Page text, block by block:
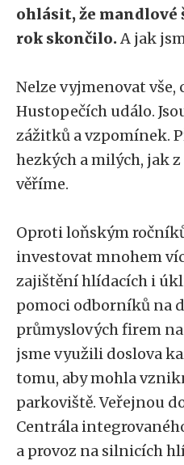
ohlásit, že
rok skončilo.A jak
Nelze vyjmenovat vše,
Hustopečích událo.
zážitků a vzpomínek.
hezkých a milých, jak
věříme.
Oproti loňským
investovat mnohem
zajištění hlídacích i
pomoci odborníků na
průmyslových firem
jsme využili doslova
tomu, aby mohla
parkoviště. Veřejnou
Centrála
a provoz na silnicích